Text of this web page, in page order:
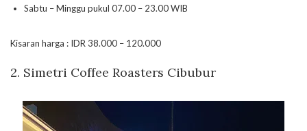
Sabtu – Minggu pukul 07.00 – 23.00 WIB
Kisaran harga : IDR 38.000 – 120.000
2. Simetri Coffee Roasters Cibubur